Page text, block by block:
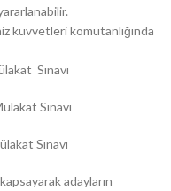
kuvvetleri komutanlığında
Sınavı
Sınavı
Sınavı
adayların